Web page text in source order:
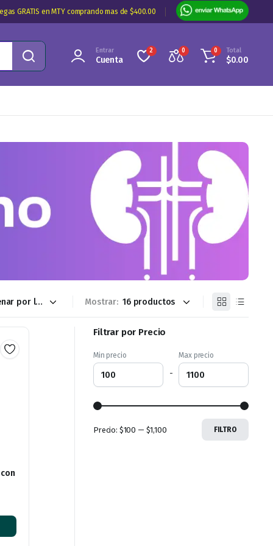
GRATIS en MTY comprando mas de $400.00
Entrar
Cuenta
2 0 0 Total
$0.00
Mostrar:
Filtrar por Precio
Min precio
-
Max precio
FILTRO
Precio: $100 — $1,100